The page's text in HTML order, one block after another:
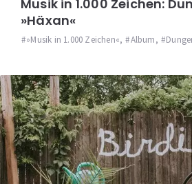
Musik in 1.000 Zeichen:
»Häxan«
»Musik in 1.000 Zeichen«, Album,